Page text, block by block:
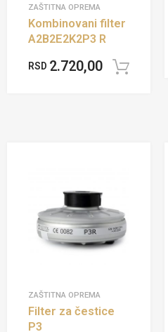
ZAŠTITNA OPREMA
Kombinovani filter
A2B2E2K2P3 R
RSD 2.720,00
ZAŠTITNA OPREMA
Filter za čestice
P3